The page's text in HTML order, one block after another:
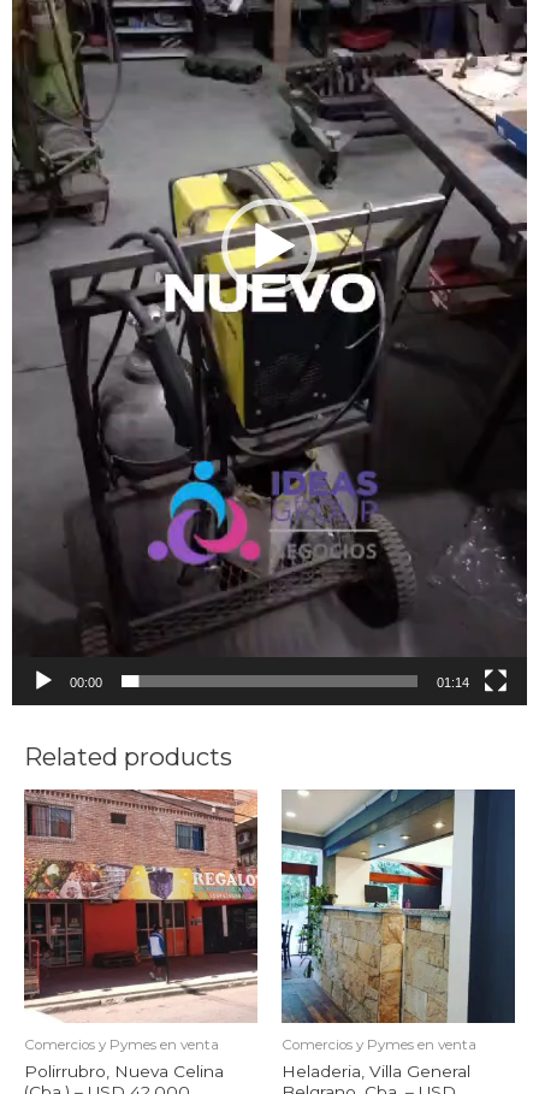
00:00 01:14
Related products
Comercios y Pymes en venta
Polirrubro, Nueva Celina
Comercios y Pymes en venta
Heladeria, Villa General